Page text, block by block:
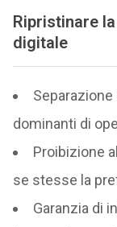
Ripristinare
digitale
dominanti di
Proibizione
se stesse la
Garanzia di